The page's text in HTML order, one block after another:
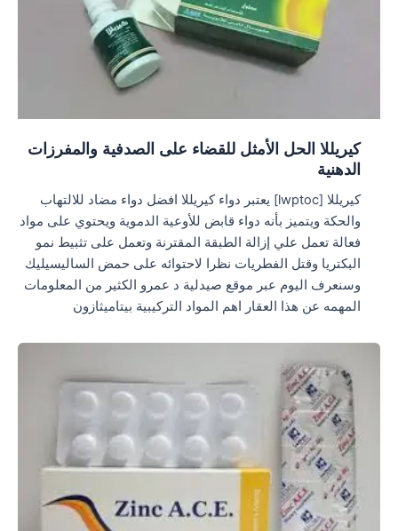
كيريللا الحل الأمثل للقضاء على الصدفية والمفرزات
الدهنية
كيريللا [lwptoc] يعتبر دواء كيريللا افضل دواء مضاد للالتهاب
والحكة ويتميز بأنه دواء قابض للأوعية الدموية ويحتوي على مواد
فعالة تعمل علي إزالة الطبقة المقترنة وتعمل على تثبيط نمو
البكتريا وقتل الفطريات نظرا لاحتوائه على حمض الساليسيليك
وسنعرف اليوم عبر موقع صيدلية د عمرو الكثير من المعلومات
المهمه عن هذا العقار اهم المواد التركيبية بيتاميثازون